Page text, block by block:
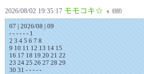
2026/08/02 19:35:17 モモコキ☆
07 | 2026/08 | 09
- - - - - - 1
2 3 4 5 6 7 8
9 10 11 12 13 14 15
16 17 18 19 20 21 22
23 24 25 26 27 28 29
30 31 - - - - -